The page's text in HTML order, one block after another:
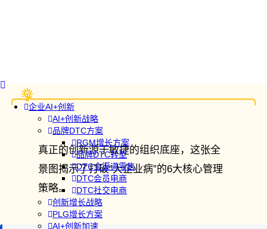
企业AI+创新
AI+创新战略
品牌DTC方案
RGM增长方案
品牌DTC转型
DTC全渠道零售
DTC会员电商
DTC社交电商
创新增长战略
PLG增长方案
AI+创新加速
真正的创新源于敏捷的组织底座，这张全
景图揭示了打破“大企业病”的6大核心管理
策略。